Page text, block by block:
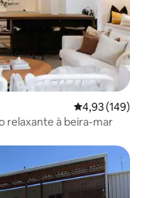
4,93 de uma
4,93 (149)
relaxante à beira-mar